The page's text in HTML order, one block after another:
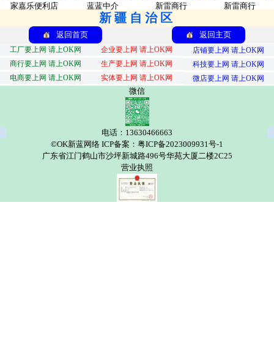
家嘉乐便利店 蓝蓝中介 新雷商行 新雷商行
新疆自治区
返回首页 返回主页
工厂要上网 请上OK网 企业要上网 请上OK网
店铺要上网 请上OK网
商行要上网 请上OK网
生产要上网 请上OK网
科技要上网 请上OK网
电商要上网 请上OK网
实体要上网 请上OK网 微店要上网 请上OK网
微信
电话：13630466663
©OK新蓝网络 ICP备案：粤ICP备2023009931号-1
广东省江门鹤山市沙坪新城路496号华苑大厦二楼2C25
营业执照